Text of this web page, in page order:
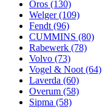
Oros (130)
Welger (109)
Fendt (96)
CUMMINS (80)
Rabewerk (78)
Volvo (73)
Vogel & Noot (64)
Laverda (60)
Overum (58)
Sipma (58)